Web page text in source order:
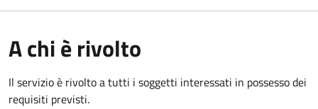
A chi è rivolto
Il servizio è rivolto a tutti i soggetti interessati in possesso dei
requisiti previsti.